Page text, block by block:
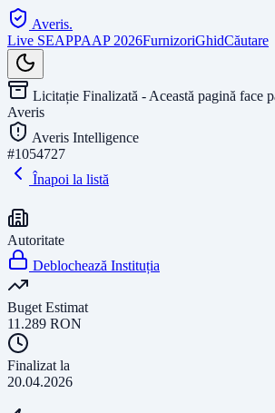
Averis.
Live SEAPPAAP 2026FurnizoriGhidCăutare
Licitație Finalizată - Această pagină face
Averis
Averis Intelligence
#1054727
Înapoi la listă
Autoritate
Deblochează Instituția
Buget Estimat
11.289 RON
Finalizat la
20.04.2026